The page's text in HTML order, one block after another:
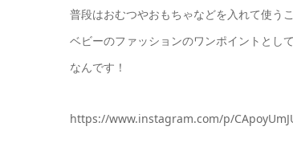
普段はおむつやおもちゃなどを入れて使う
ベビーのファッションのワンポイントとし
なんです！
https://www.instagram.com/p/